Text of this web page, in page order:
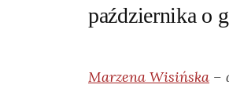
października o
Marzena Wisińska –